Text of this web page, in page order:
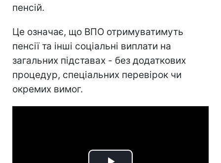
пенсій.
Це означає, що ВПО отримуватимуть
пенсії та інші соціальні виплати на
загальних підставах - без додаткових
процедур, спеціальних перевірок чи
окремих вимог.